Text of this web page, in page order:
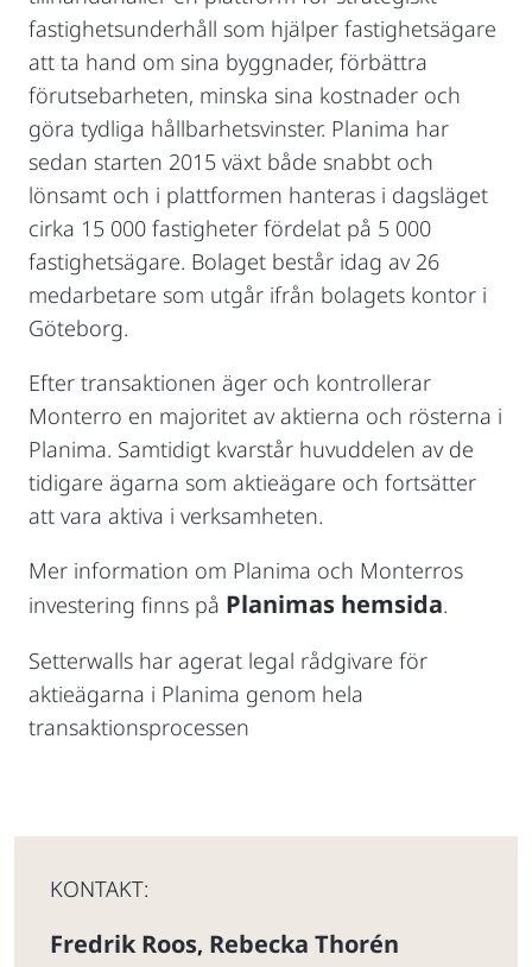
fastighetsunderhåll som hjälper fastighetsägare
att ta hand om sina byggnader, förbättra
förutsebarheten, minska sina kostnader och
göra tydliga hållbarhetsvinster. Planima har
sedan starten 2015 växt både snabbt och
lönsamt och i plattformen hanteras i dagsläget
cirka 15 000 fastigheter fördelat på 5 000
fastighetsägare. Bolaget består idag av 26
medarbetare som utgår ifrån bolagets kontor i
Göteborg.
Efter transaktionen äger och kontrollerar
Monterro en majoritet av aktierna och rösterna i
Planima. Samtidigt kvarstår huvuddelen av de
tidigare ägarna som aktieägare och fortsätter
att vara aktiva i verksamheten.
Mer information om Planima och Monterros
investering finns på Planimas hemsida.
Setterwalls har agerat legal rådgivare för
aktieägarna i Planima genom hela
transaktionsprocessen
KONTAKT:
Fredrik Roos, Rebecka Thorén